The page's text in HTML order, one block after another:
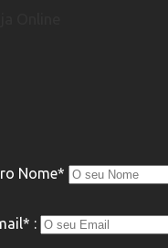
Nome*
: